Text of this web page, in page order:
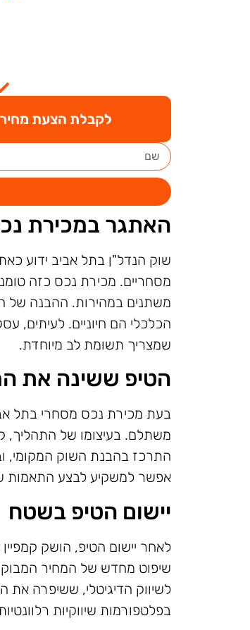
לקבלת הצעת מחיר
האתגר במכירת
שוק הנדל"ן בתל אביב ידוע
מסחריים. מכירת נכס כזה
משתנים במהירות. ההבנה של
הכלכלי הם חיוניים. לעיתים,
שמצריך תשומת לב מיוחדת.
הטיפ ששינה את
בעת מכירת נכס מסחרי בתל
משתלם. בעיצומו של התהליך,
התרכז בהבנת השוק המקומי,
אפשר למשקיע לבצע התאמות
יישום הטיפ בשטח
לאחר יישום הטיפ, הושק
שיפוט מחדש של המחיר
לשיווק הדיגיטלי, ששיפרה את
בפלטפורמות שיווקיות